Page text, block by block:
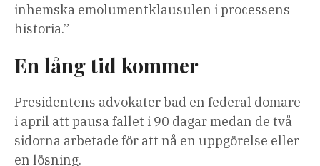
inhemska emolumentklausulen i processens
historia.”
En lång tid kommer
Presidentens advokater bad en federal domare
i april att pausa fallet i 90 dagar medan de två
sidorna arbetade för att nå en uppgörelse eller
en lösning.